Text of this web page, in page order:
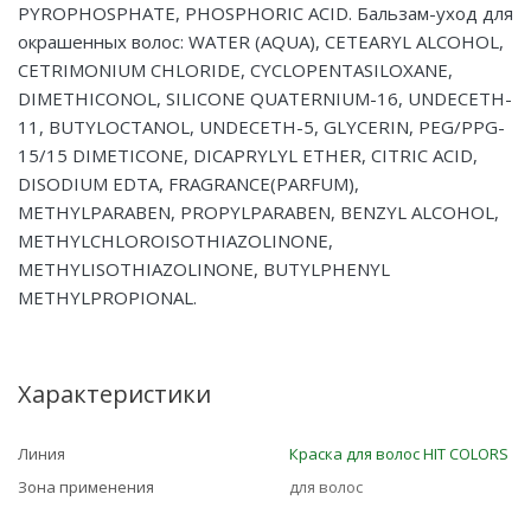
PYROPHOSPHATE, PHOSPHORIC ACID. Бальзам-уход для
окрашенных волос: WATER (AQUA), CETEARYL ALCOHOL,
CETRIMONIUM CHLORIDE, CYCLOPENTASILOXANE,
DIMETHICONOL, SILICONE QUATERNIUM-16, UNDECETH-
11, BUTYLOCTANOL, UNDECETH-5, GLYCERIN, PEG/PPG-
15/15 DIMETICONE, DICAPRYLYL ETHER, CITRIC ACID,
DISODIUM EDTA, FRAGRANCE(PARFUM),
METHYLPARABEN, PROPYLPARABEN, BENZYL ALCOHOL,
METHYLCHLOROISOTHIAZOLINONE,
METHYLISOTHIAZOLINONE, BUTYLPHENYL
METHYLPROPIONAL.
Характеристики
Линия
Краска для волос HIT COLORS
Зона применения
для волос